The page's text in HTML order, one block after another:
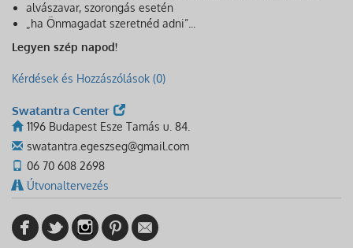
alvászavar, szorongás esetén
„ha Önmagadat szeretnéd adni”...
Legyen szép napod!
Kérdések és Hozzászólások (0)
Swatantra Center
1196 Budapest Esze Tamás u. 84.
swatantra.egeszseg@gmail.com
06 70 608 2698
Útvonaltervezés